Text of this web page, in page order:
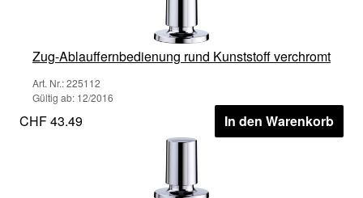
Zug-Ablauffernbedienung rund Kunststoff verchromt
Art. Nr.: 225112
Gültig ab: 12/2016
CHF 43.49 In den Warenkorb